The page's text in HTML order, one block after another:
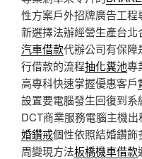
性方案戶外招牌廣告工程
新選擇法辦經營生產台
汽車借款代辦公司有保障
行借款的流程抽化糞池專
高專科快速掌握優惠客戶
設置要電腦發生回復到系
DCT商業服務電腦主機
婚鑽戒個性依照結婚鑽
周變現方法板橋機車借款